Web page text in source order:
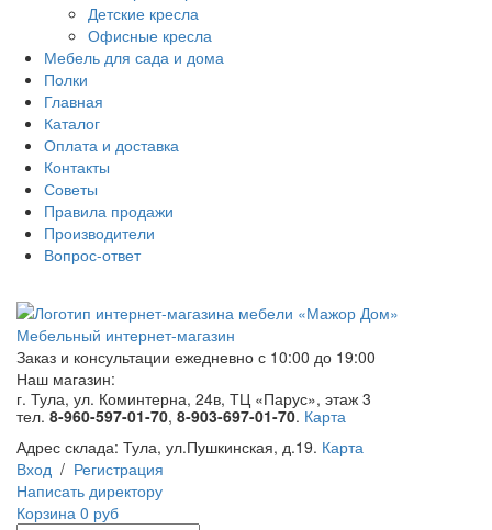
Детские кресла
Офисные кресла
Мебель для сада и дома
Полки
Главная
Каталог
Оплата и доставка
Контакты
Советы
Правила продажи
Производители
Вопрос-ответ
Мебельный интернет-магазин
Заказ и консультации ежедневно с 10:00 до 19:00
Наш магазин:
г. Тула, ул. Коминтерна, 24в, ТЦ «Парус», этаж 3
тел. 8-960-597-01-70, 8-903-697-01-70. Карта
Адрес склада: Тула, ул.Пушкинская, д.19. Карта
Вход / Регистрация
Написать директору
Корзина 0 руб